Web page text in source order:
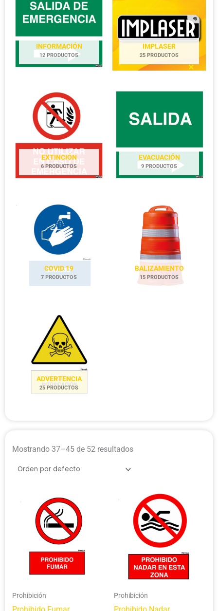
INFORMACIÓN
12 PRODUCTOS
IMPLASER
25 PRODUCTOS
EXTINCIÓN
6 PRODUCTOS
EVACUACIÓN
9 PRODUCTOS
COVID 19
7 PRODUCTOS
BALIZAMIENTO
15 PRODUCTOS
ADVERTENCIA
25 PRODUCTOS
Mostrando 37–45 de 52 resultados
Prohibición
Prohibido Fumar
Price
range:
$9,950
through
$38,500
Prohibición
Prohibido Nadar
Price
range:
$9,950
through
$38,500